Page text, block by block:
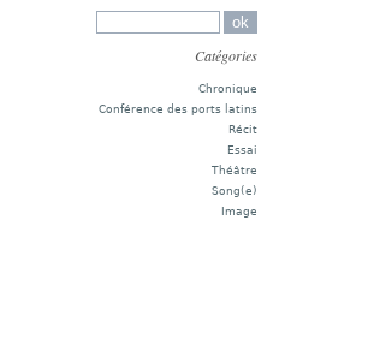
Catégories
Chronique
Conférence des ports latins
Récit
Essai
Théâtre
Song(e)
Image